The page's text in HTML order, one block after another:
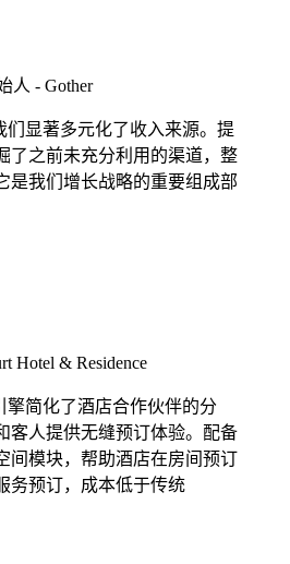
人 - Gother
们显著多元化了收入来源。提
了之前未充分利用的渠道，整
是我们增长战略的重要组成部
Hotel & Residence
擎简化了酒店合作伙伴的分
客人提供无缝预订体验。配备
间模块，帮助酒店在房间预订
务预订，成本低于传统